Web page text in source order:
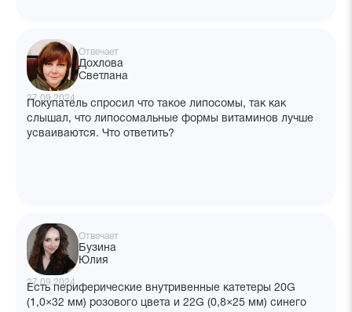
Отвечает
Дохлова
Светлана
27.09.2024
Покупатель спросил что такое липосомы, так как
слышал, что липосомальные формы витаминов лучше
усваиваются. Что ответить?
Отвечает
Бузина
Юлия
27.09.2024
Есть периферические внутривенные катетеры 20G
(1,0×32 мм) розового цвета и 22G (0,8×25 мм) синего